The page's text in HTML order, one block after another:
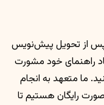
از تحویل پیش‌نویس
راهنمای خود مشورت
ما متعهد به انجام
رایگان هستیم تا